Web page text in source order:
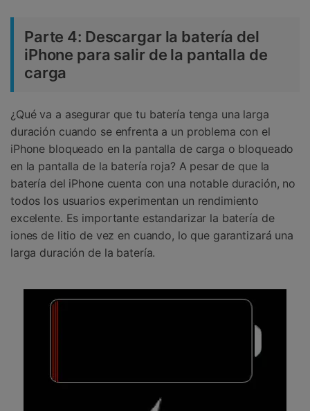
Parte 4: Descargar la batería del
iPhone para salir de la pantalla de
carga
¿Qué va a asegurar que tu batería tenga una larga
duración cuando se enfrenta a un problema con el
iPhone bloqueado en la pantalla de carga o bloqueado
en la pantalla de la batería roja? A pesar de que la
batería del iPhone cuenta con una notable duración, no
todos los usuarios experimentan un rendimiento
excelente. Es importante estandarizar la batería de
iones de litio de vez en cuando, lo que garantizará una
larga duración de la batería.